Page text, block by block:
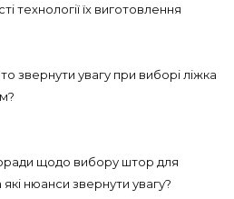
технології їх виготовлення
звернути увагу при виборі ліжка
щодо вибору штор для
які нюанси звернути увагу?